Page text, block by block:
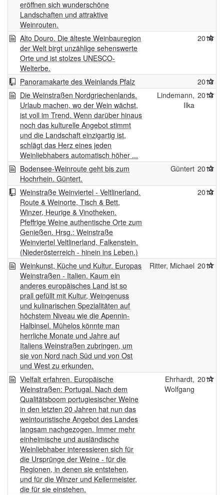
eröffnen sich wunderschöne
Landschaften und attraktive
Weinrouten.
Alto Douro. Die älteste Weinbauregion
der Welt birgt unzählige sehenswerte
Orte und ist stolzes UNESCO-
Welterbe.
2016
Panoramakarte des Weinlands Pfalz
2013
Die Weinstraßen Nordgriechenlands.
Urlaub machen, wo der Wein wächst,
ist voll im Trend. Wenn darüber hinaus
noch das kulturelle Angebot stimmt
und die Landschaft einzigartig ist,
schlägt das Herz eines jeden
Weinliebhabers automatisch höher ...
Lindemann,
Ilka
2013
Bodensee-Weinroute geht bis zum
Hochrhein. Güntert.
Güntert 2013
Weinstraße Weinviertel - Veltlinerland.
Route & Weinorte, Tisch & Bett,
Winzer, Heurige & Vinotheken.
Pfeffrige Weine authentische Orte zum
Genießen. Hrsg.: Weinstraße
Weinviertel Veltlinerland, Falkenstein.
(Niederösterreich - hinein ins Leben.)
2013
Weinkunst, Küche und Kultur. Europas
Weinstraßen - Italien. Kaum ein
anderes europäisches Land ist so
prall gefüllt mit Kultur, Weingenuss
und kulinarischen Spezialitäten auf
höchstem Niveau wie die Apennin-
Halbinsel. Mühelos könnte man
herrliche Monate und Jahre auf
Italiens Weinstraßen zubringen, um
sie von Nord nach Süd und von Ost
und West zu erkunden.
Ritter, Michael 2011
Vielfalt erfahren. Europäische
Weinstraßen: Portugal. Nach dem
Qualitätsboom portugiesischer Weine
in den letzten 20 Jahren hat nun das
weintouristische Angebot des Landes
langsam nachgezogen. Immer mehr
einheimische und ausländische
Weinliebhaber interessieren sich für
die Ursprünge der Weine - für die
Regionen, in denen sie entstehen,
und für die Winzer und Kellermeister,
die für sie einstehen.
Ehrhardt,
Wolfgang
2011